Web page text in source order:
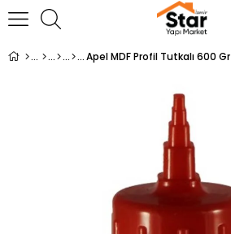
Apel MDF Profil Tutkalı 600 Gr